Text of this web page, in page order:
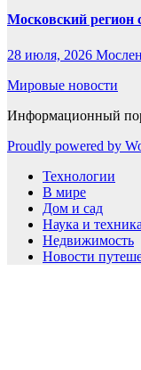
Московский регион
28 июля, 2026
Мировые новости
Информационный
Proudly powered by
Технологии
В мире
Дом и сад
Наука и техника
Недвижимость
Новости